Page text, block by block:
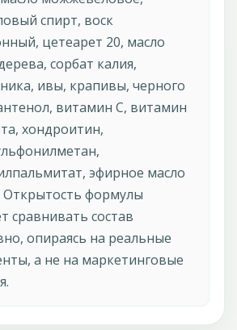
спирт, воск
цетеарет 20, масло
сорбат калия,
ивы, крапивы, черного
витамин С, витамин
хондроитин,
эфирное масло
Открытость формулы
сравнивать состав
опираясь на реальные
а не на маркетинговые